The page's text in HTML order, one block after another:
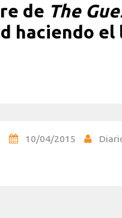
de The
haciendo el
10/04/2015